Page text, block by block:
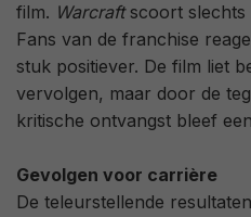
film. Warcraftscoort slechts
Fans van de franchise
stuk positiever. De film liet
vervolgen, maar door de
kritische ontvangst bleef
Gevolgen voor carrière
De teleurstellende